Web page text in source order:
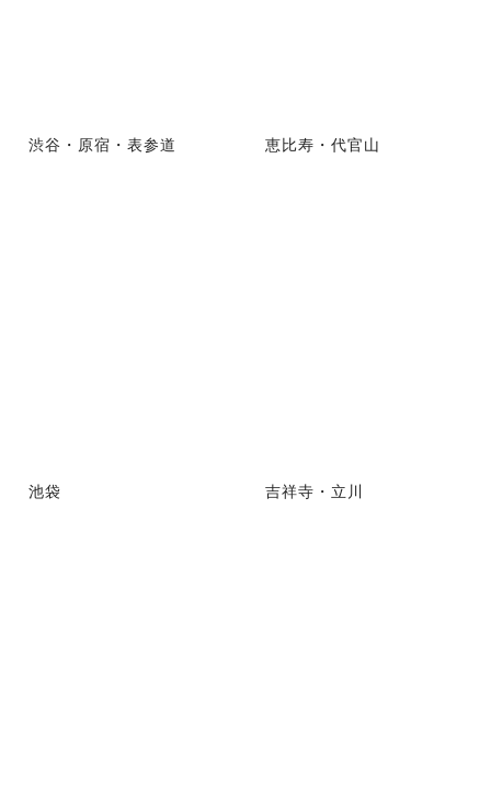
渋谷・原宿・表参道 恵比寿・代官山
池袋 吉祥寺・立川